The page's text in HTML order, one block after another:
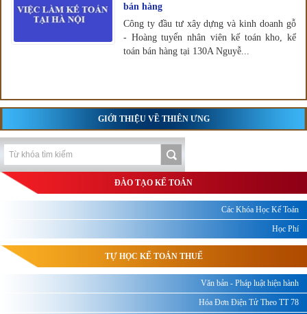
bán hàng
Công ty đầu tư xây dựng và kinh doanh gỗ
- Hoàng tuyển nhân viên kế toán kho, kế
toán bán hàng tại 130A Nguyễ...
GIỚI THIỆU VỀ THIÊN ƯNG
ĐÀO TẠO KẾ TOÁN
Các Khóa Học Kế Toán
Học Phí
TỰ HỌC KẾ TOÁN THUẾ
Văn bản - Pháp luật hiện hành
Hóa Đơn Điện Tử Theo TT 78